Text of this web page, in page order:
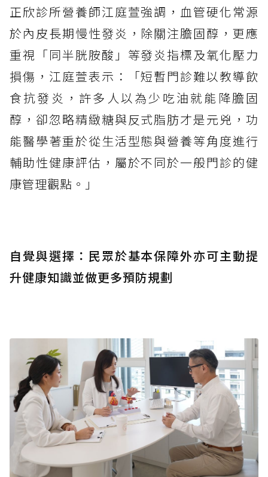
正欣診所營養師江庭萱強調，血管硬化常源
於內皮長期慢性發炎，除關注膽固醇，更應
重視「同半胱胺酸」等發炎指標及氧化壓力
損傷，江庭萱表示：「短暫門診難以教導飲
食抗發炎，許多人以為少吃油就能降膽固
醇，卻忽略精緻糖與反式脂肪才是元兇，功
能醫學著重於從生活型態與營養等角度進行
輔助性健康評估，屬於不同於一般門診的健
康管理觀點。」
自覺與選擇：民眾於基本保障外亦可主動提
升健康知識並做更多預防規劃